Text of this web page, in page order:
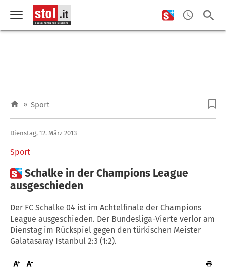
» Sport
Sport
Dienstag, 12. März 2013
Schalke in der Champions League
ausgeschieden
Der FC Schalke 04 ist im Achtelfinale der Champions
League ausgeschieden. Der Bundesliga-Vierte verlor am
Dienstag im Rückspiel gegen den türkischen Meister
Galatasaray Istanbul 2:3 (1:2).